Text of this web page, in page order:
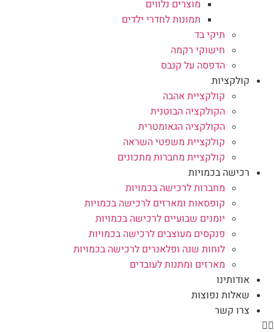
מוצרים נלווים
תמונות לחדרי ילדים
תיקי בד
חישוקי רקמה
הדפסה על קנבס
קולקציות
קולקציית אהבה
הקולקציה הבוטנית
הקולקציה הגאומטרית
קולקציית משפטי השראה
קולקציית מחברות מתכונים
רכישה בכמויות
מחברות לרכישה בכמויות
קופסאות ומארזים לרכישה בכמויות
יומנים שבועיים לרכישה בכמויות
פנקסים מעוצבים לרכישה בכמויות
לוחות שנה ופלאנרים לרכישה בכמויות
מארזים ומתנות לעובדים
אודותינו
שאלות נפוצות
צרו קשר